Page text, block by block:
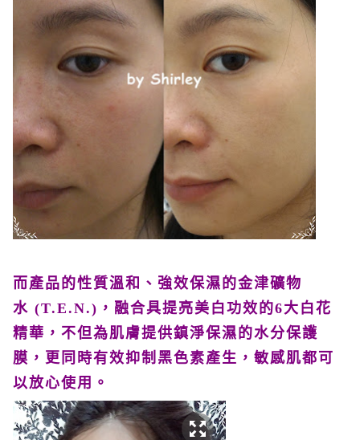
而產品的性質溫和、強效保濕的金津礦物
水 (T.E.N.) ，融合具提亮美白功效的6大白花
精華，不但為肌膚提供鎮淨保濕的水分保護
膜，更同時有效抑制黑色素產生，敏感肌都可
以放心使用。